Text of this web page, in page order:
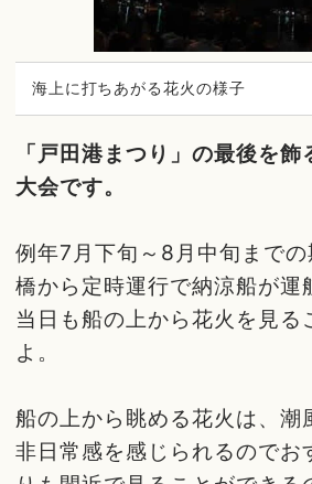
海上に打ちあがる花火の様子
「戸田港まつり」の最後を
大会です。
例年7月下旬～8月中旬まで
橋から定時運行で納涼船が運
当日も船の上から花火を見る
よ。
船の上から眺める花火は、潮
非日常感を感じられるのでお